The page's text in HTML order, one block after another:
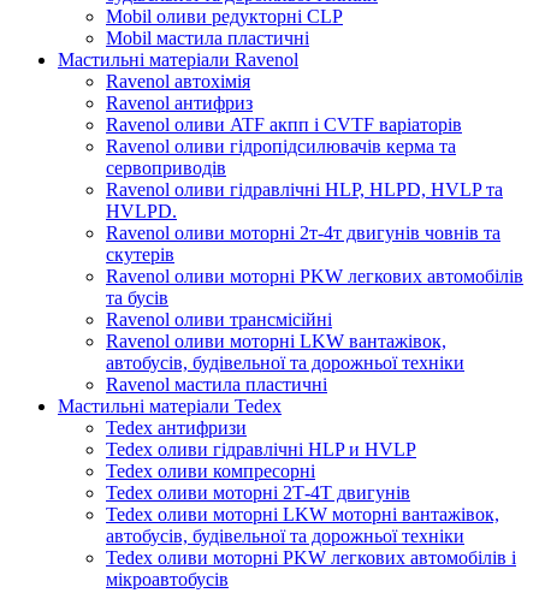
Mobil оливи редукторні CLP
Mobil мастила пластичні
Мастильні матеріали Ravenol
Ravenol автохімія
Ravenol антифриз
Ravenol оливи ATF акпп і CVTF варіаторів
Ravenol оливи гідропідсилювачів керма та
сервоприводів
Ravenol оливи гідравлічні HLP, HLPD, HVLP та
HVLPD.
Ravenol оливи моторні 2т-4т двигунів човнів та
скутерів
Ravenol оливи моторні PKW легкових автомобілів
та бусів
Ravenol оливи трансмісійні
Ravenol оливи моторні LKW вантажівок,
автобусів, будівельної та дорожньої техніки
Ravenol мастила пластичні
Мастильні матеріали Tedex
Tedex антифризи
Tedex оливи гідравлічні HLP и HVLP
Tedex оливи компресорні
Tedex оливи моторні 2Т-4Т двигунів
Tedex оливи моторні LKW моторні вантажівок,
автобусів, будівельної та дорожньої техніки
Tedex оливи моторні PKW легкових автомобілів і
мікроавтобусів